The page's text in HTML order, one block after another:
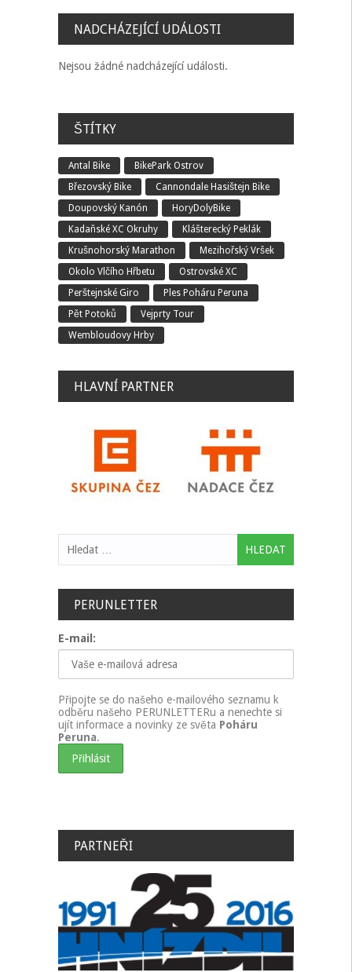
NADCHÁZEJÍCÍ UDÁLOSTI
Nejsou žádné nadcházející události.
ŠTÍTKY
Antal Bike
BikePark Ostrov
Březovský Bike
Cannondale Hasištejn Bike
Doupovský Kanón
HoryDolyBike
Kadaňské XC Okruhy
Klášterecký Peklák
Krušnohorský Marathon
Mezihořský Vršek
Okolo Vlčího Hřbetu
Ostrovské XC
Perštejnské Giro
Ples Poháru Peruna
Pět Potoků
Vejprty Tour
Wembloudovy Hrby
HLAVNÍ PARTNER
Vyhledávání
PERUNLETTER
E-mail:
Připojte se do našeho e-mailového seznamu k
odběru našeho PERUNLETTERu a nenechte si
ujít informace a novinky ze světa Poháru
Peruna.
PARTNEŘI